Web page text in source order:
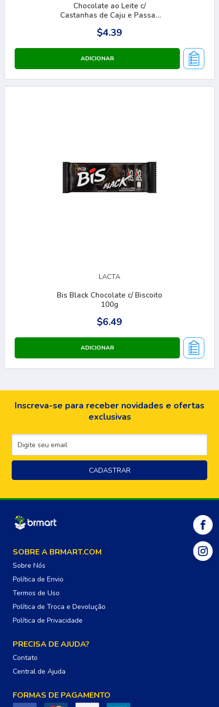
Chocolate ao Leite c/
Castanhas de Caju e Passas
$4.39
LACTA
Bis Black Chocolate c/ Biscoito
100g
$6.49
Inscreva-se para receber novidades e ofertas
exclusivas
SOBRE A BRMART.COM
Sobre Nós
Política de Envio
Termos de Uso
Política de Troca e Devolução
Política de Privacidade
PRECISA DE AJUDA?
Contato
Central de Ajuda
FORMAS DE PAGAMENTO